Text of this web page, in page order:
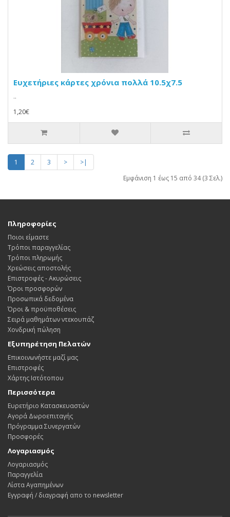
Ευχετήριες κάρτες χρόνια πολλά 10.5χ7.5
..
1,20€
1 2 3 >
>|
Εμφάνιση 1 έως 15 από 34 (3 Σελ.)
Πληροφορίες
Ποιοι είμαστε
Τρόποι παραγγελίας
Τρόποι πληρωμής
Χρεώσεις αποστολής
Επιστροφές - Ακυρώσεις
Όροι προσφορών
Προσωπικά δεδομένα
Όροι & προϋποθέσεις
Σειρά μαθημάτων ντεκουπάζ
Χονδρική πώληση
Εξυπηρέτηση Πελατών
Επικοινωνήστε μαζί μας
Επιστροφές
Χάρτης Ιστότοπου
Περισσότερα
Ευρετήριο Κατασκευαστών
Αγορά Δωροεπιταγής
Πρόγραμμα Συνεργατών
Προσφορές
Λογαριασμός
Λογαριασμός
Παραγγελία
Λίστα Αγαπημένων
Εγγραφή / διαγραφή απο το newsletter